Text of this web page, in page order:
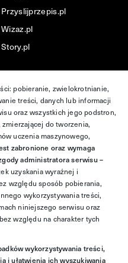
Przyslijprzepis.pl
Wizaz.pl
Story.pl
pobieranie, zwielokrotnianie,
treści, danych lub informacji
oraz wszystkich jego podstron,
do tworzenia,
uczenia maszynowego,
zabronione oraz wymaga
administratora serwisu –
uzyskania wyraźnej i
względu sposób pobierania,
wykorzystywania treści,
niniejszego serwisu oraz
względu na charakter tych
wykorzystywania treści,
i ułatwienia ich wyszukiwania